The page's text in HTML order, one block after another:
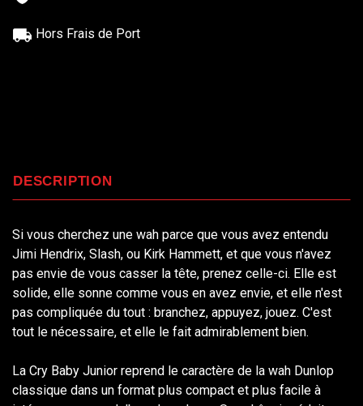
Hors Frais de Port
DESCRIPTION
Si vous cherchez une wah parce que vous avez entendu
Jimi Hendrix, Slash, ou Kirk Hammett, et que vous n'avez
pas envie de vous casser la tête, prenez celle-ci. Elle est
solide, elle sonne comme vous en avez envie, et elle n'est
pas compliquée du tout : branchez, appuyez, jouez. C'est
tout le nécessaire, et elle le fait admirablement bien.
La Cry Baby Junior reprend le caractère de la wah Dunlop
classique dans un format plus compact et plus facile à